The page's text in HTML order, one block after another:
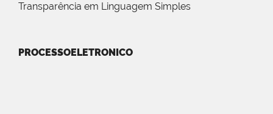
Transparência em Linguagem Simples
PROCESSOELETRONICO